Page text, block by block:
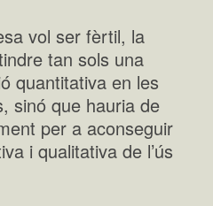
vol ser fèrtil, la
tan sols una
quantitativa en les
sinó que hauria de
per a aconseguir
i qualitativa de l’ús